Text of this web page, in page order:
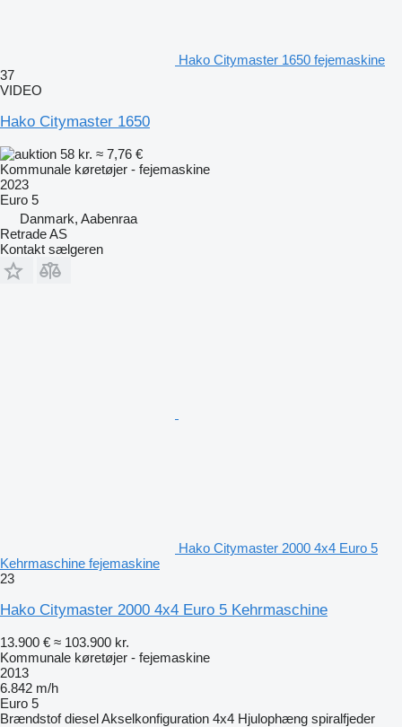
Hako Citymaster 1650 fejemaskine
37
VIDEO
Hako Citymaster 1650
58 kr. ≈ 7,76 €
Kommunale køretøjer - fejemaskine
2023
Euro 5
Danmark, Aabenraa
Retrade AS
Kontakt sælgeren
Hako Citymaster 2000 4x4 Euro 5
Kehrmaschine fejemaskine
23
Hako Citymaster 2000 4x4 Euro 5 Kehrmaschine
13.900 € ≈ 103.900 kr.
Kommunale køretøjer - fejemaskine
2013
6.842 m/h
Euro 5
Brændstof dieselAkselkonfiguration 4x4 Hjulophæng spiralfjeder